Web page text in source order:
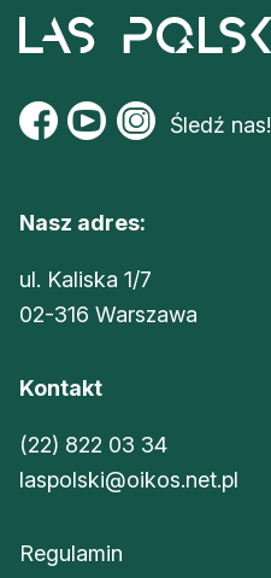
Śledź nas!
Nasz adres:
ul. Kaliska 1/7
02-316 Warszawa
Kontakt
(22) 822 03 34
laspolski@oikos.net.pl
Regulamin